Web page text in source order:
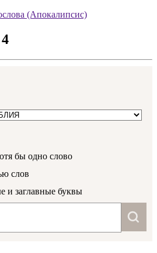
(Апокалипсис)
4
бы одно слово
слов
и заглавные буквы